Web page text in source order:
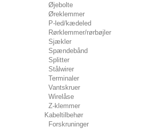
Øjebolte
Øreklemmer
P-led/kædeled
Rørklemmer/rørbøjler
Sjækler
Spændebånd
Splitter
Stålwirer
Terminaler
Vantskruer
Wirelåse
Z-klemmer
Kabeltilbehør
Forskruninger